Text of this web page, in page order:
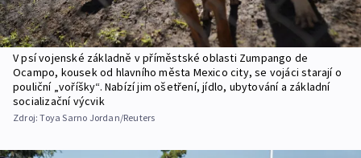
V psí vojenské základně v příměstské oblasti Zumpango de
Ocampo, kousek od hlavního města Mexico city, se vojáci starají o
pouliční „voříšky“. Nabízí jim ošetření, jídlo, ubytování a základní
socializační výcvik
Zdroj:Toya Sarno Jordan/Reuters